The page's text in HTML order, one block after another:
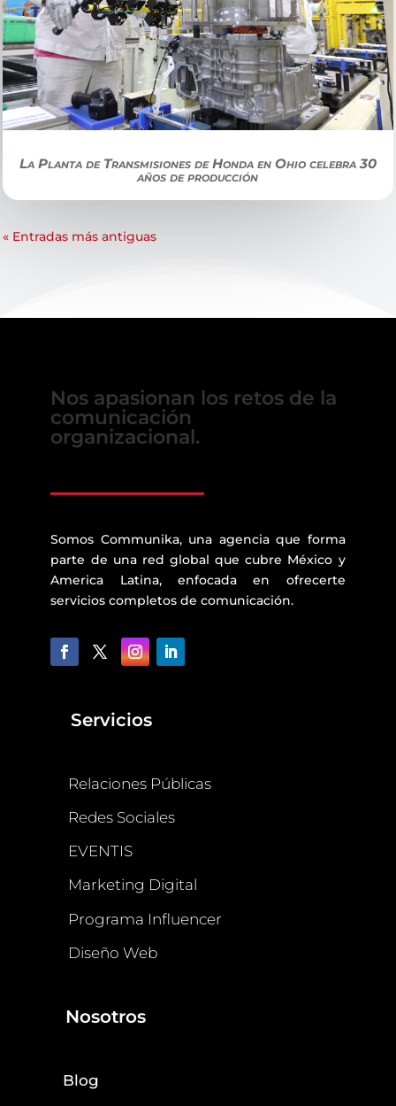
La Planta de Transmisiones de Honda en Ohio celebra 30
años de producción
« Entradas más antiguas
Nos apasionan los retos de la
comunicación
organizacional.
Somos Communika, una agencia que forma
parte de una red global que cubre México y
America Latina, enfocada en ofrecerte
servicios completos de comunicación.
Servicios
Relaciones Públicas
Redes Sociales
EVENTIS
Marketing Digital
Programa Influencer
Diseño Web
Nosotros
Blog